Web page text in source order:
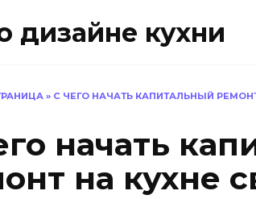
дизайне кухни
» С ЧЕГО НАЧАТЬ КАПИТАЛЬНЫЙ
начать
на кухне